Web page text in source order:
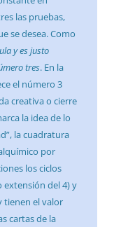
las pruebas,
se desea. Como
y es justo
tres. En la
el número 3
creativa o cierre
la idea de lo
la cuadratura
por
los ciclos
extensión del 4) y
tienen el valor
cartas de la